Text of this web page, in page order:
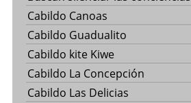
Cabildo Canoas
Cabildo Guadualito
Cabildo kite Kiwe
Cabildo La Concepción
Cabildo Las Delicias